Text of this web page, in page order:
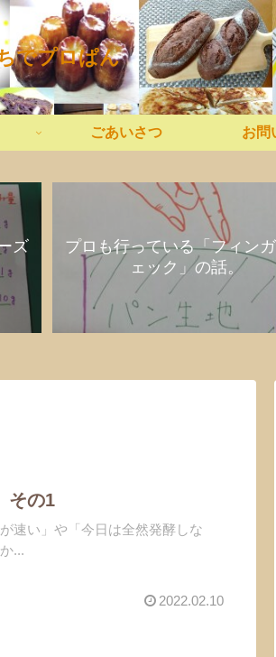
でプロぱん
ごあいさつ お問
ズ
プロも行っている「フィン
ェック」の話。
その1
速い」や「今日は全然発酵しな
...
2022.02.10